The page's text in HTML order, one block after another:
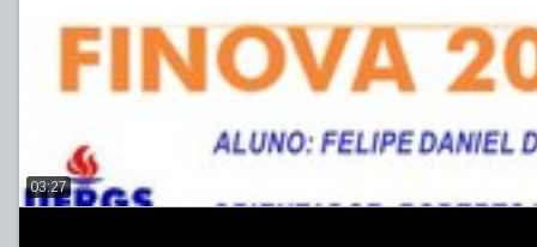
03:27